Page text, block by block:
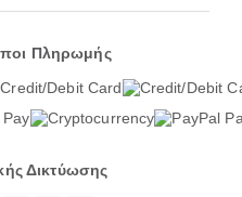
Πληρωμής
Δικτύωσης